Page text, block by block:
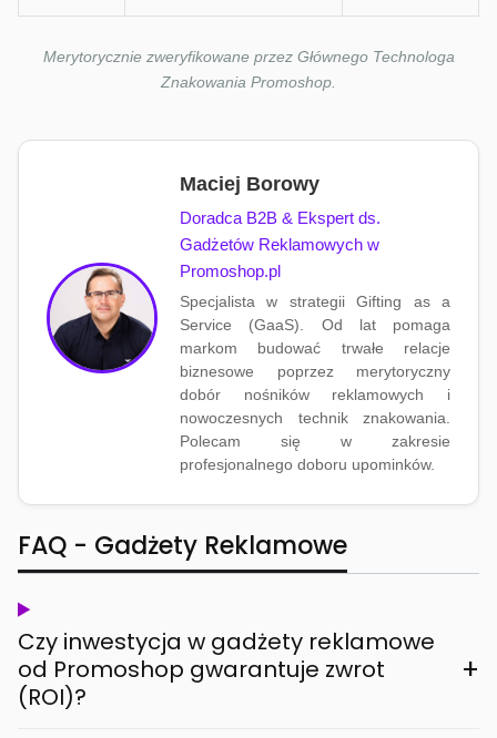
Merytorycznie zweryfikowane przez Głównego Technologa
Znakowania Promoshop.
Maciej Borowy
Doradca B2B & Ekspert ds.
Gadżetów Reklamowych w
Promoshop.pl
Specjalista w strategii Gifting as a
Service (GaaS). Od lat pomaga
markom budować trwałe relacje
biznesowe poprzez merytoryczny
dobór nośników reklamowych i
nowoczesnych technik znakowania.
Polecam się w zakresie
profesjonalnego doboru upominków.
FAQ - Gadżety Reklamowe
Czy inwestycja w gadżety reklamowe
od Promoshop gwarantuje zwrot
(ROI)?
+